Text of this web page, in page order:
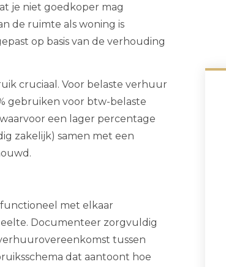
je niet goedkoper mag
de ruimte als woning is
op basis van de verhouding
cruciaal. Voor belaste verhuur
gebruiken voor btw-belaste
een lager percentage
zakelijk) samen met een
met elkaar
Documenteer zorgvuldig
tussen
dat aantoont hoe